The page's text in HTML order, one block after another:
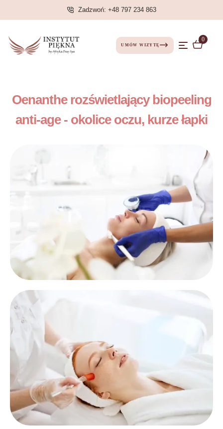
Zadzwoń: +48 797 234 863
UMÓW WIZYTĘ
0
Oenanthe rozświetlający biopeeling
anti-age - okolice oczu, kurze łapki